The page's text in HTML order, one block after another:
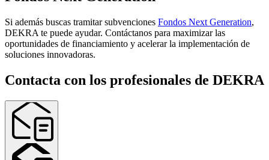
Si además buscas tramitar subvenciones Fondos Next Generation,
DEKRA te puede ayudar. Contáctanos para maximizar las
oportunidades de financiamiento y acelerar la implementación de
soluciones innovadoras.
Contacta con los profesionales de DEKRA